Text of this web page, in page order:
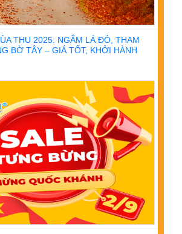
THU 2025: NGẮM LÁ ĐỎ, THAM
BỜ TÂY – GIÁ TỐT, KHỞI HÀNH